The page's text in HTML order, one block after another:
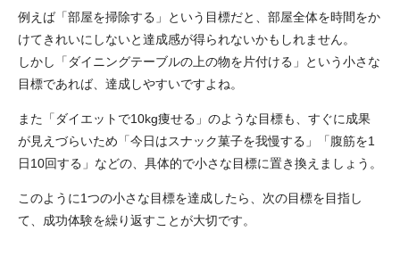
例えば「部屋を掃除する」という目標だと、部屋全体を時間をか
けてきれいにしないと達成感が得られないかもしれません。
しかし「ダイニングテーブルの上の物を片付ける」という小さな
目標であれば、達成しやすいですよね。
また「ダイエットで10kg痩せる」のような目標も、すぐに成果
が見えづらいため「今日はスナック菓子を我慢する」「腹筋を1
日10回する」などの、具体的で小さな目標に置き換えましょう。
このように1つの小さな目標を達成したら、次の目標を目指し
て、成功体験を繰り返すことが大切です。